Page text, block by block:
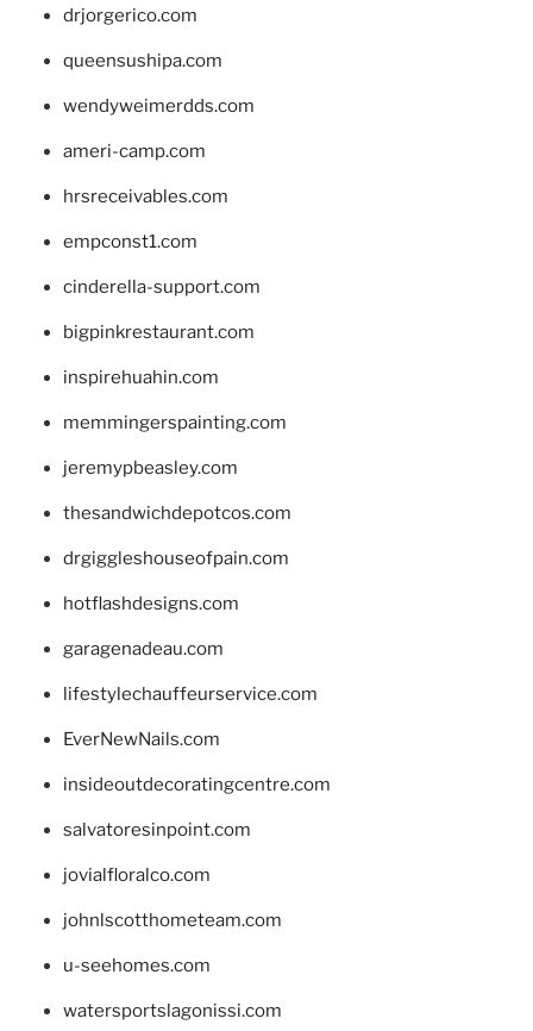
drjorgerico.com
queensushipa.com
wendyweimerdds.com
ameri-camp.com
hrsreceivables.com
empconst1.com
cinderella-support.com
bigpinkrestaurant.com
inspirehuahin.com
memmingerspainting.com
jeremypbeasley.com
thesandwichdepotcos.com
drgiggleshouseofpain.com
hotflashdesigns.com
garagenadeau.com
lifestylechauffeurservice.com
EverNewNails.com
insideoutdecoratingcentre.com
salvatoresinpoint.com
jovialfloralco.com
johnlscotthometeam.com
u-seehomes.com
watersportslagonissi.com